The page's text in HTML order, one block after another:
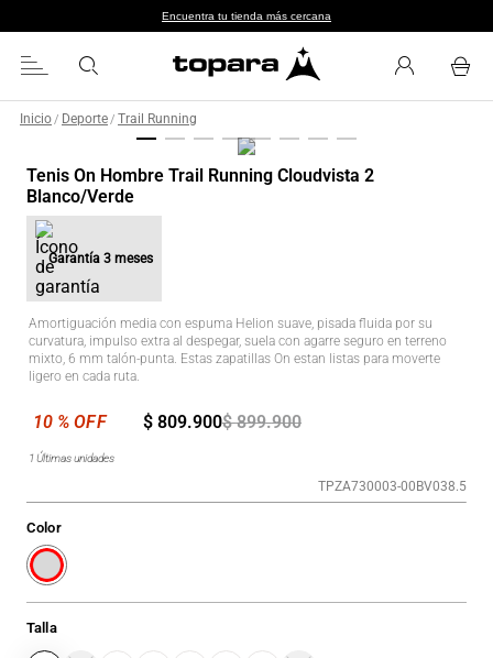
Encuentra tu tienda más cercana
Inicio / Deporte / Trail Running
Tenis On Hombre Trail Running Cloudvista 2
Blanco/Verde
Garantía 3 meses
Amortiguación media con espuma Helion suave, pisada fluida por su
curvatura, impulso extra al despegar, suela con agarre seguro en terreno
mixto, 6 mm talón-punta. Estas zapatillas On estan listas para moverte
ligero en cada ruta.
$ 899.900
$ 809.900
1 Últimas unidades
TPZA730003-00BV038.5
Talla
Color